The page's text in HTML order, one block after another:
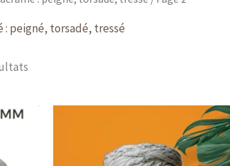
: peigné, torsadé, tressé